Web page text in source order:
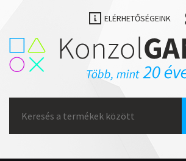
ELÉRHETŐSÉGEINK
for: